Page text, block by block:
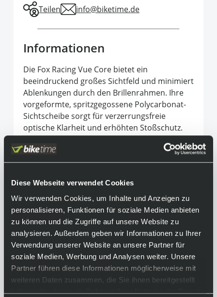
Diese Webseite verwendet Cookies
Wir verwenden Cookies, um Inhalte und Anzeigen zu
personalisieren, Funktionen für soziale Medien anbieten
zu können und die Zugriffe auf unsere Website zu
analysieren. Außerdem geben wir Informationen zu Ihrer
Verwendung unserer Website an unsere Partner für
soziale Medien, Werbung und Analysen weiter. Unsere
Partner führen diese Informationen möglicherweise mit
weiteren Daten zusammen, die Sie ihnen bereitgestellt
haben oder die sie im Rahmen Ihrer Nutzung der Dienste
Teilen
info@biketime.de
Informationen
Die Fox Racing Vue Core bietet ein
beeindruckend großes Sichtfeld und minimiert
Ablenkungen durch den Brillenrahmen. Ihre
vorgeformte, spritzgegossene Polycarbonat-
Sichtscheibe sorgt für verzerrungsfreie
optische Klarheit und erhöhten Stoßschutz.
Dank des TruLock-Systems lässt sich die
Sichtscheibe schnell und einfach durch die
drehbaren Freigabelaschen austauschen.
einen 45 mm Riemen und ein leistungsstarkes
360° Lüftungssystem, das für optimalen
Luftstrom sorgt und ein Beschlagen
verhindert. Der dreilagige Schaumstoff
maximiert den Komfort und schützt die Augen
zuverlässig vor Schweiß.
Equipment
Funktionen: